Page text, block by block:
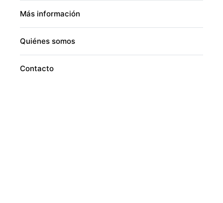
Más información
Quiénes somos
Contacto